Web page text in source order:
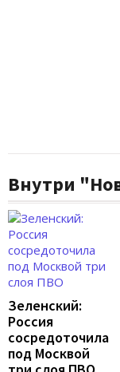
Внутри
Зеленский:
Россия
сосредоточила
под Москвой